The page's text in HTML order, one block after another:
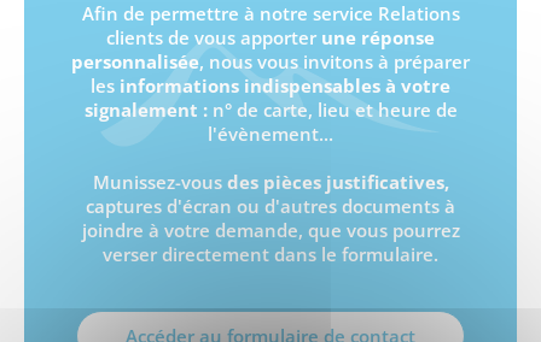
Afin de permettre à notre service Relations
clients de vous apporter une réponse
personnalisée, nous vous invitons à préparer
les informations indispensables à votre
signalement :n° de carte, lieu et heure de
l'évènement...
Munissez-vous des pièces justificatives,
captures d'écran ou d'autres documents à
joindre à votre demande, que vous pourrez
verser directement dans le formulaire.
Accéder au formulaire de contact